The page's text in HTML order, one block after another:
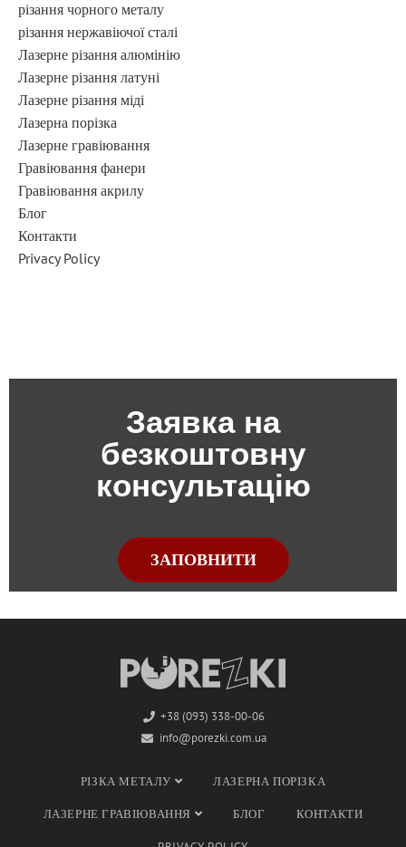
різання чорного металу
різання нержавіючої сталі
Лазерне різання алюмінію
Лазерне різання латуні
Лазерне різання міді
Лазерна порізка
Лазерне гравіювання
Гравіювання фанери
Гравіювання акрилу
Блог
Контакти
Privacy Policy
Заявка на
безкоштовну
консультацію
ЗАПОВНИТИ
+38 (093) 338-00-06
info@porezki.com.ua
РІЗКА МЕТАЛУ ЛАЗЕРНА ПОРІЗКА
ЛАЗЕРНЕ ГРАВІЮВАННЯ БЛОГ КОНТАКТИ